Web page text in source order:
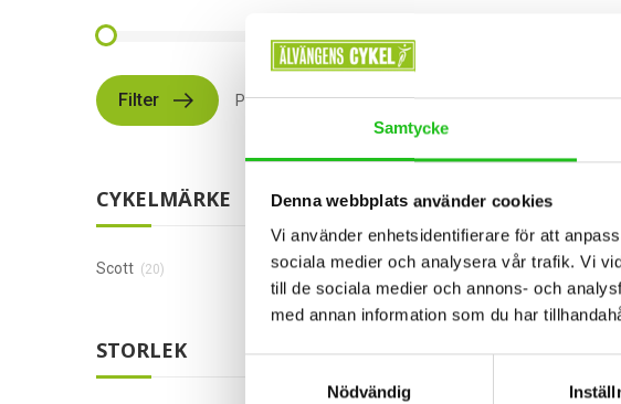
Samtycke
Denna webbplats använder cookies
Vi använder enhetsidentifierare för att
sociala medier och analysera vår trafik. Vi
till de sociala medier och annons- och
med annan information som du har
Nödvändig
Filter Pris:99 kr—109 999 kr
CYKELMÄRKE
Scott (20)
STORLEK
MTB Cyklar